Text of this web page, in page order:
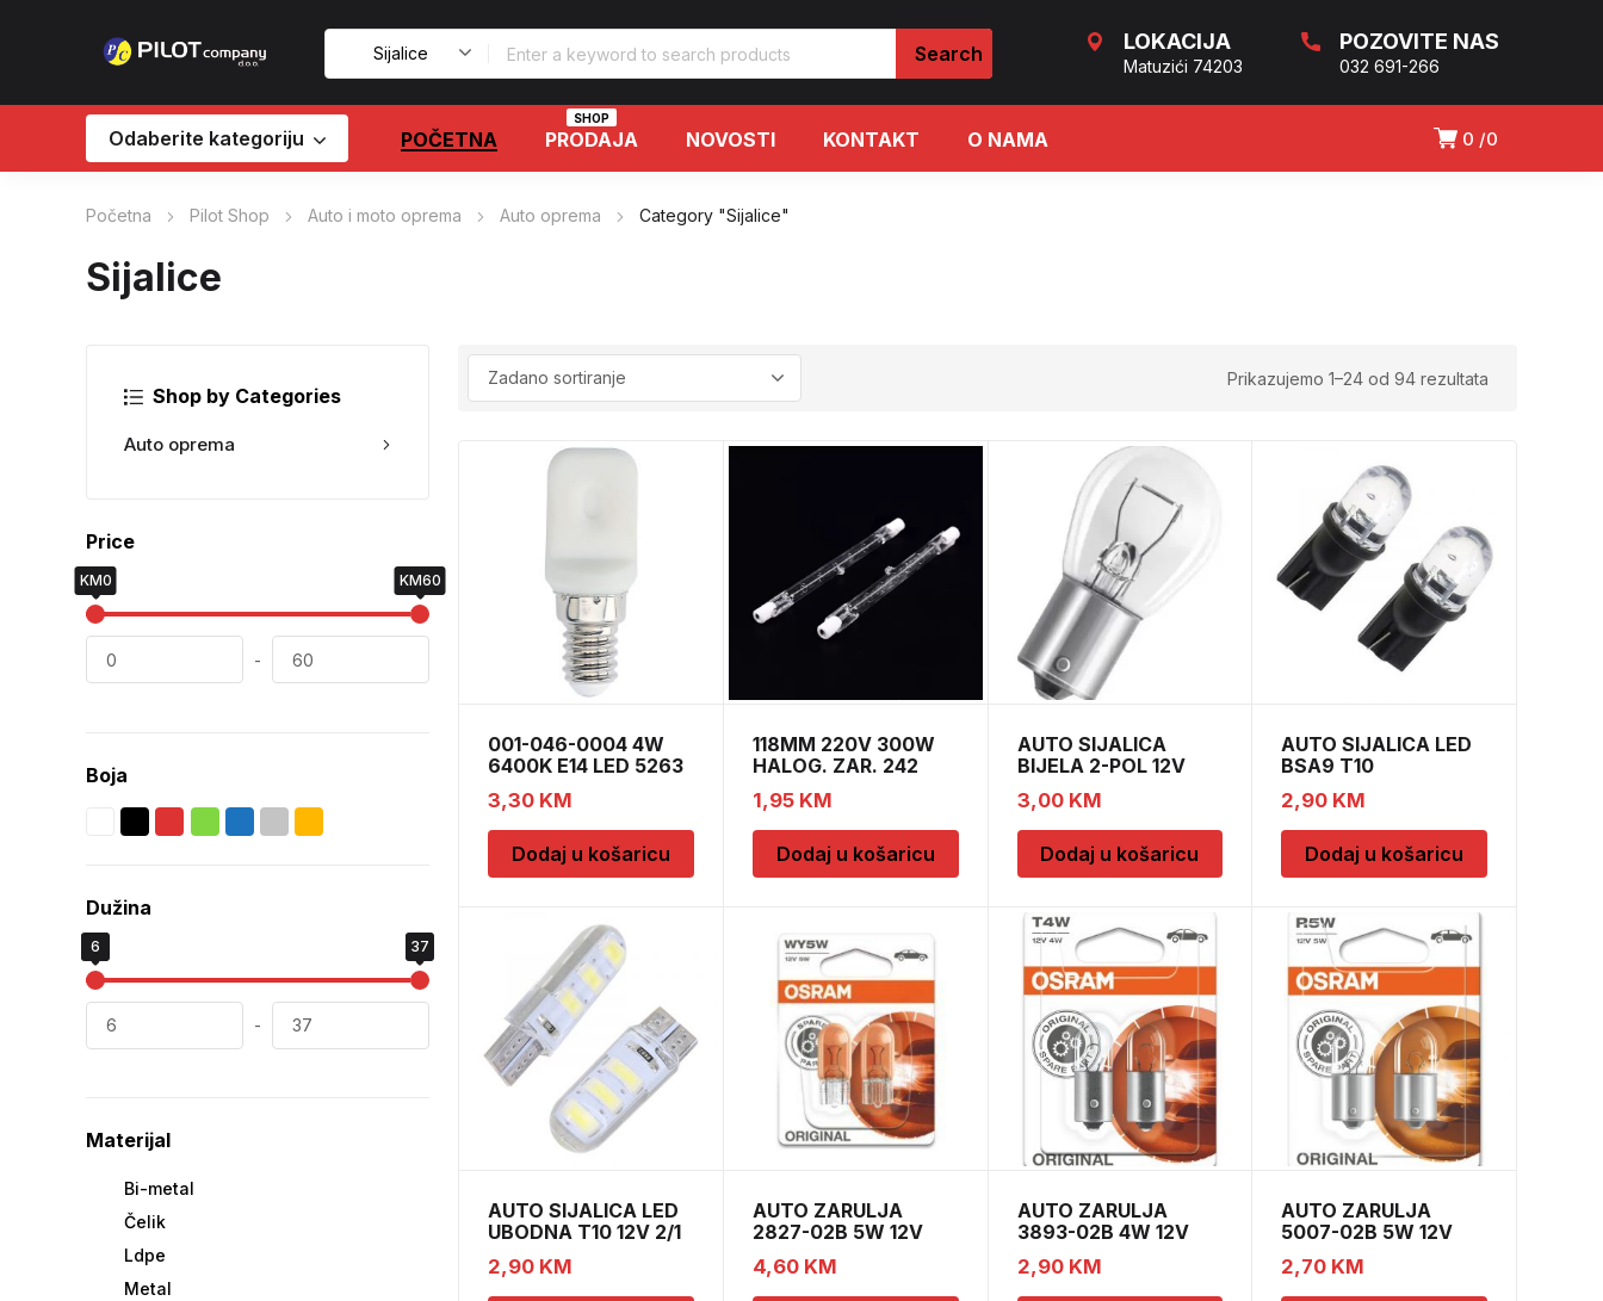
LOKACIJA
Matuzići 74203
POZOVITE NAS
032 691-266
0 0
Odaberite kategoriju POČETNA PRODAJA
SHOP
NOVOSTI KONTAKT O NAMA
Početna Pilot Shop Auto i moto oprema Auto oprema Category "Sijalice"
Sijalice
Shop by Categories
Auto oprema
Price
KM0 KM60
-
Boja
Dužina
6 37
-
Materijal
Bi-metal
Čelik
Ldpe
Metal
Prikazujemo 1–24 od 94 rezultata
001-046-0004 4W
6400K E14 LED 5263
3,30 KM
Dodaj u košaricu
118MM 220V 300W
HALOG. ZAR. 242
1,95 KM
Dodaj u košaricu
AUTO SIJALICA
BIJELA 2-POL 12V
3,00 KM
Dodaj u košaricu
AUTO SIJALICA LED
BSA9 T10
2,90 KM
Dodaj u košaricu
AUTO SIJALICA LED
UBODNA T10 12V 2/1
2,90 KM
AUTO ZARULJA
2827-02B 5W 12V
4,60 KM
AUTO ZARULJA
3893-02B 4W 12V
2,90 KM
AUTO ZARULJA
5007-02B 5W 12V
2,70 KM